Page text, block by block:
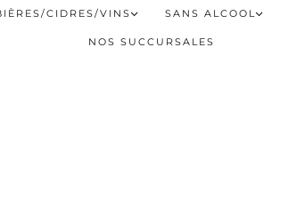
CIDRES/VINS SANS ALCOOL
NOS SUCCURSALES